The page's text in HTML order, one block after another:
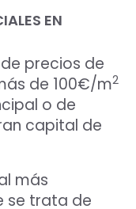
EN
precios de
de 100€/m2
o de
capital de
más
se trata de